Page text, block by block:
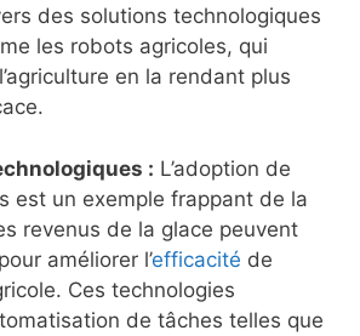
des solutions technologiques
les robots agricoles, qui
en la rendant plus
: L’adoption de
est un exemple frappant de la
revenus de la glace peuvent
améliorer l’efficacité de
Ces technologies
de tâches telles que